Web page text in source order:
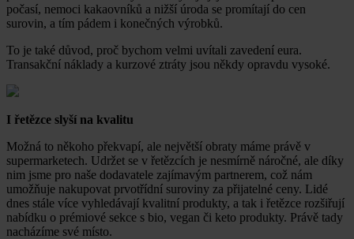
počasí, nemoci kakaovníků a nižší úroda se promítají do cen
surovin, a tím pádem i konečných výrobků.
To je také důvod, proč bychom velmi uvítali zavedení eura.
Transakční náklady a kurzové ztráty jsou někdy opravdu vysoké.
I řetězce slyší na kvalitu
Možná to někoho překvapí, ale největší obraty máme právě v
supermarketech. Udržet se v řetězcích je nesmírně náročné, ale díky
nim jsme pro naše dodavatele zajímavým partnerem, což nám
umožňuje nakupovat prvotřídní suroviny za přijatelné ceny. Lidé
dnes stále více vyhledávají kvalitní produkty, a tak i řetězce rozšiřují
nabídku o prémiové sekce s bio, vegan či keto produkty. Právě tady
nacházíme své místo.